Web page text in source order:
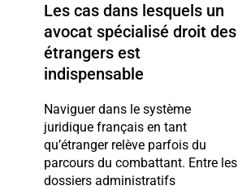
Les cas dans lesquels un
avocat spécialisé droit des
étrangers est
indispensable
Naviguer dans le système
juridique français en tant
qu’étranger relève parfois du
parcours du combattant. Entre les
dossiers administratifs